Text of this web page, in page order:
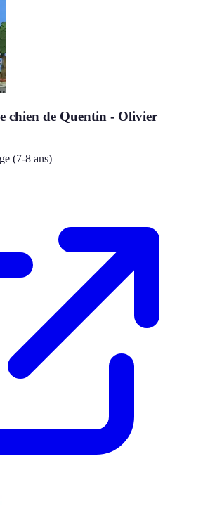
chien de Quentin - Olivier
(7-8 ans)